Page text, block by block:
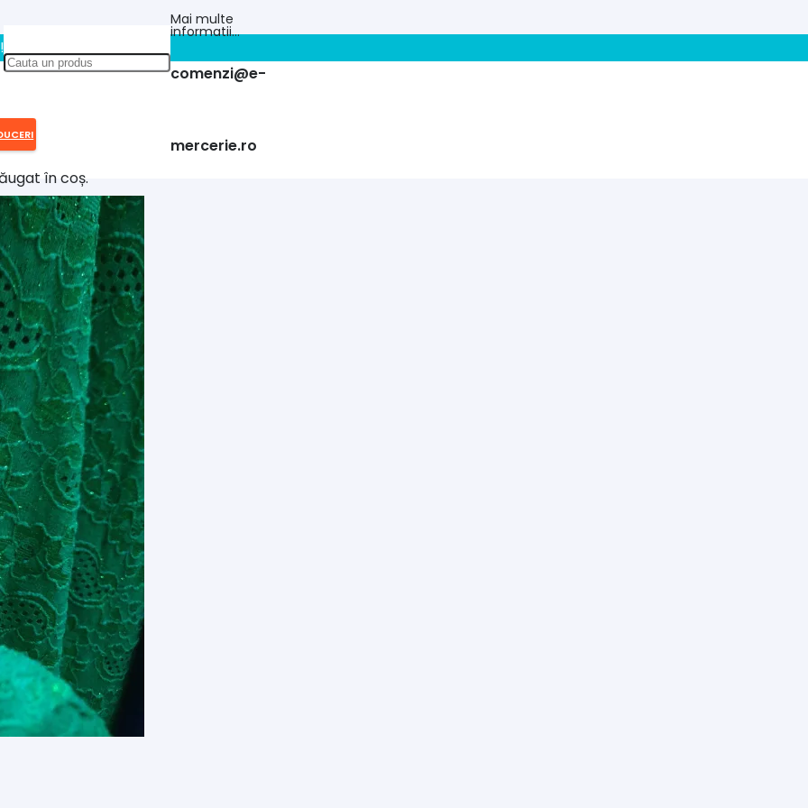
Mai multe
informatii…
comenzi@e-
mercerie.ro
în coș.